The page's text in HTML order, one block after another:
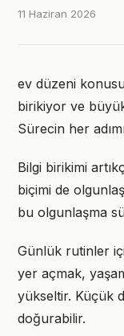
11 Haziran 2026
ev düzeni
birikiyor ve
Sürecin her
Bilgi birikimi
biçimi de
bu olgunlaşma
Günlük rutinler
yer açmak,
yükseltir. Küçük
doğurabilir.